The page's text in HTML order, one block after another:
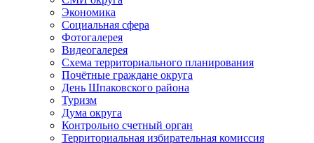
Экономика
Социальная сфера
Фотогалерея
Видеогалерея
Схема территориального планирования
Почётные граждане округа
День Шпаковского района
Туризм
Дума округа
Контрольно счетный орган
Территориальная избирательная комиссия